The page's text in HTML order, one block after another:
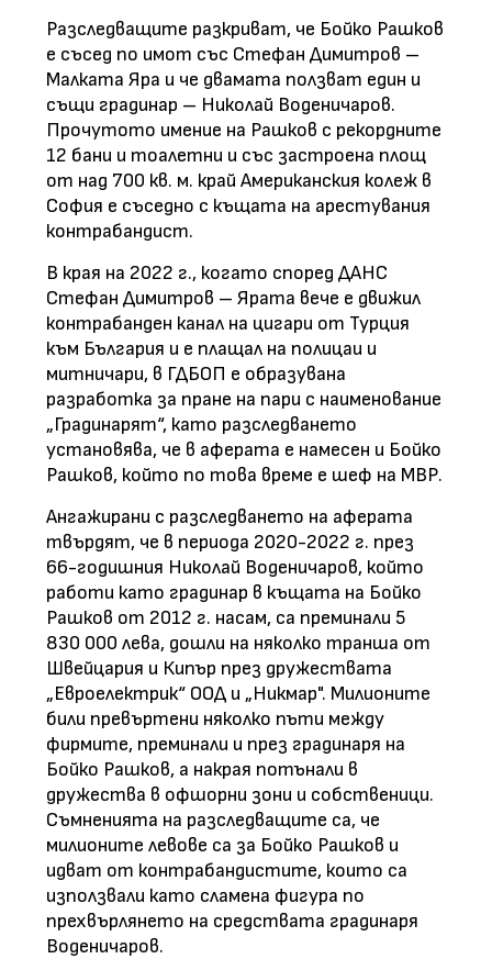
Разследващите разкриват, че Бойко Рашков
е съсед по имот със Стефан Димитров –
Малката Яра и че двамата ползват един и
същи градинар – Николай Воденичаров.
Прочутото имение на Рашков с рекордните
12 бани и тоалетни и със застроена площ
от над 700 кв. м. край Американския колеж в
София е съседно с къщата на арестувания
контрабандист.
В края на 2022 г., когато според ДАНС
Стефан Димитров – Ярата вече е движил
контрабанден канал на цигари от Турция
към България и е плащал на полицаи и
митничари, в ГДБОП е образувана
разработка за пране на пари с наименование
„Градинарят“, като разследването
установява, че в аферата е намесен и Бойко
Рашков, който по това време е шеф на МВР.
Ангажирани с разследването на аферата
твърдят, че в периода 2020-2022 г. през
66-годишния Николай Воденичаров, който
работи като градинар в къщата на Бойко
Рашков от 2012 г. насам, са преминали 5
830 000 лева, дошли на няколко транша от
Швейцария и Кипър през дружествата
„Евроелектрик“ ООД и „Никмар". Милионите
били превъртени няколко пъти между
фирмите, преминали и през градинаря на
Бойко Рашков, а накрая потънали в
дружества в офшорни зони и собственици.
Съмненията на разследващите са, че
милионите левове са за Бойко Рашков и
идват от контрабандистите, които са
използвали като сламена фигура по
прехвърлянето на средствата градинаря
Воденичаров.